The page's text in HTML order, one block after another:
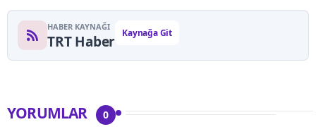
HABER KAYNAĞI
TRT Haber Kaynağa Git
YORUMLAR 0